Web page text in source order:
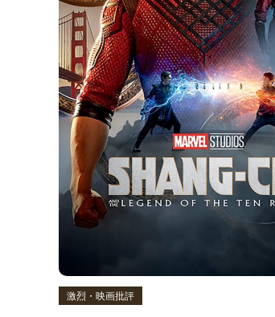
激烈・映画批評